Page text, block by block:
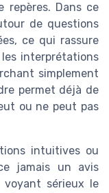
repères. Dans ce
de questions
ce qui rassure
interprétations
simplement
permet déjà de
ou ne peut pas
intuitives ou
jamais un avis
voyant sérieux le